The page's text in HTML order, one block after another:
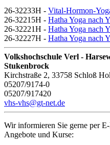
26-32233H - Vital-Hormon-
26-32215H - Hatha Yoga nach
26-32221H - Hatha Yoga nach
26-32227H - Hatha Yoga nach
Volkshochschule Verl -
Stukenbrock
Kirchstraße 2, 33758 Schloß
05207/9174-0
05207/917420
vhs-vhs@gt-net.de
Wir informieren Sie gerne per
Angebote und Kurse: